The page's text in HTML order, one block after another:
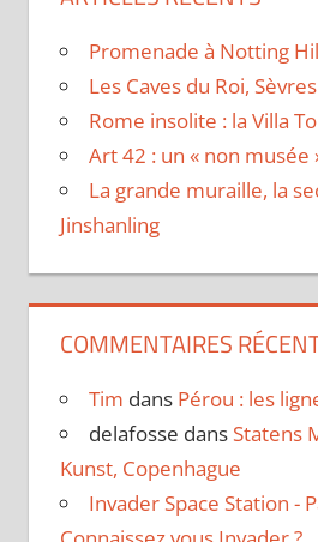
Promenade à Notting
Les Caves du Roi, Sèvres
Rome insolite : la Villa
Art 42 : un « non musée
La grande muraille, la
Jinshanling
COMMENTAIRES
Tim dans Pérou : les
delafosse dans Statens
Kunst, Copenhague
Invader Space Station -